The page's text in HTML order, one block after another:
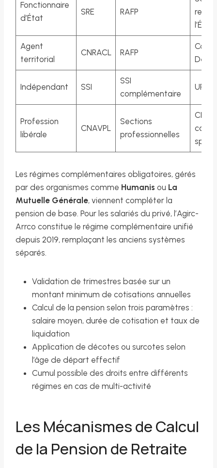
Fonctionnaire
d’État
SRE RAFP
l’État
Agent
territorial
CNRACL RAFP
Indépendant SSI
SSI
complémentaire
Profession
libérale
CNAVPL
Sections
professionnelles
Les régimes complémentaires obligatoires, gérés
par des organismes comme Humanis ou La
Mutuelle Générale, viennent compléter la
pension de base. Pour les salariés du privé, l’Agirc-
Arrco constitue le régime complémentaire unifié
depuis 2019, remplaçant les anciens systèmes
séparés.
Validation de trimestres basée sur un
montant minimum de cotisations annuelles
Calcul de la pension selon trois paramètres :
salaire moyen, durée de cotisation et taux de
liquidation
Application de décotes ou surcotes selon
l’âge de départ effectif
Cumul possible des droits entre différents
régimes en cas de multi-activité
Les Mécanismes de Calcul
de la Pension de Retraite